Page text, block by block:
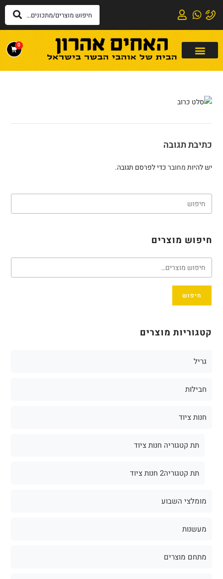
0
כתיבת תגובה
יש להיותמחוברכדי לפרסם תגובה.
חיפוש מוצרים
חיפוש
קטגוריות מוצרים
גריל
חבילות
חנות ציוד
תת קטגוריה חנות ציוד
תת קטגוריה2 חנות ציוד
מומלצי השבוע
מעשנות
מתחם מוצרים